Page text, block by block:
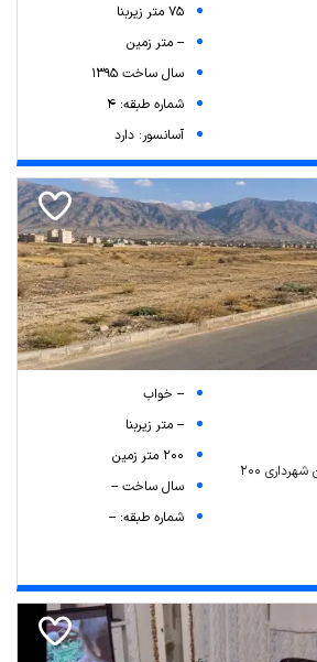
75 متر زیربنا
-- متر زمین
سال ساخت 1395
شماره طبقه: 4
آسانسور: دارد
فروش امتیاز زمین . همدلان شهرداری ۲۰۰
-- خواب
-- متر زیربنا
200 متر زمین
سال ساخت --
شماره طبقه: --